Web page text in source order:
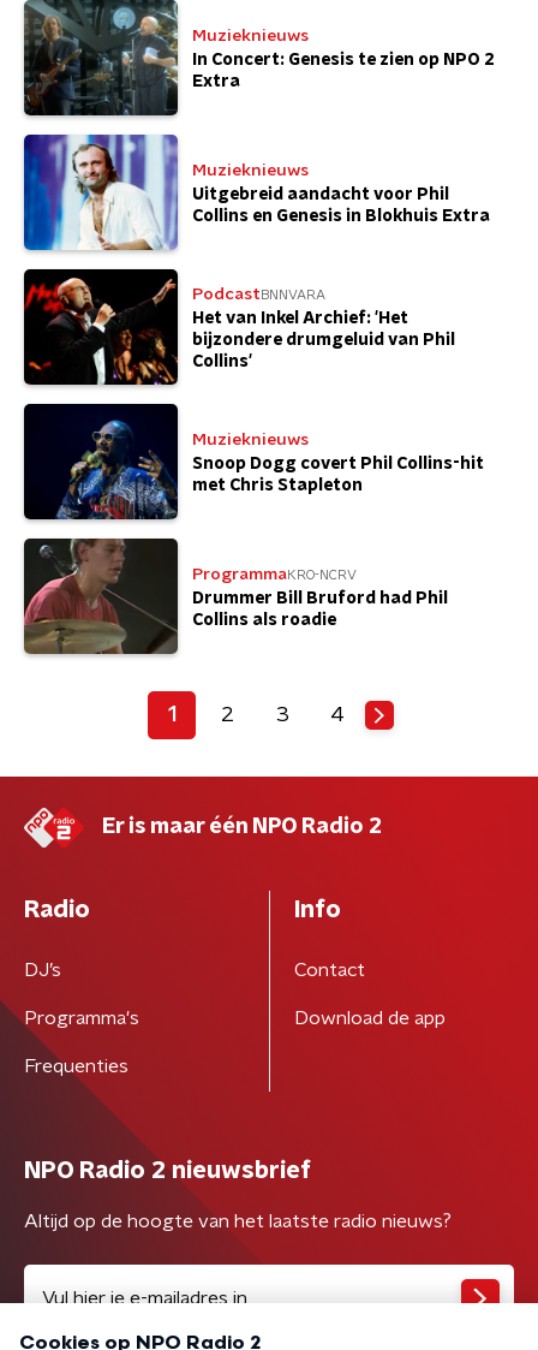
Muzieknieuws
In Concert: Genesis te zien op NPO 2
Extra
Muzieknieuws
Uitgebreid aandacht voor Phil
Collins en Genesis in Blokhuis Extra
Podcast BNNVARA
Het van Inkel Archief: 'Het
bijzondere drumgeluid van Phil
Collins'
Muzieknieuws
Snoop Dogg covert Phil Collins-hit
met Chris Stapleton
ProgrammaKRO-NCRV
Drummer Bill Bruford had Phil
Collins als roadie
1 2 3 4
Er is maar één NPO Radio 2
Radio
DJ’s
Programma's
Frequenties
Info
Contact
Download de app
NPO Radio 2 nieuwsbrief
Altijd op de hoogte van het laatste radio nieuws?